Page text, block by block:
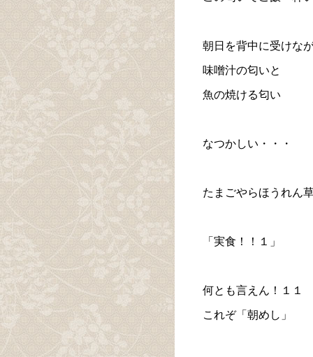
朝日を背中に受けな
味噌汁の匂いと
魚の焼ける匂い
なつかしい・・・
たまごやらほうれん
「実食！！１」
何とも言えん！１１
これぞ「朝めし」